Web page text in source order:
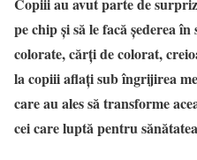
Copiii au avut parte de
pe chip și să le facă șederea
colorate, cărți de colorat,
la copiii aflați sub îngrijirea
care au ales să transforme
cei care luptă pentru